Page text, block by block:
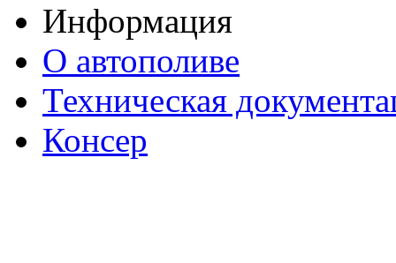
Информация
О автополиве
Техническая
Консер